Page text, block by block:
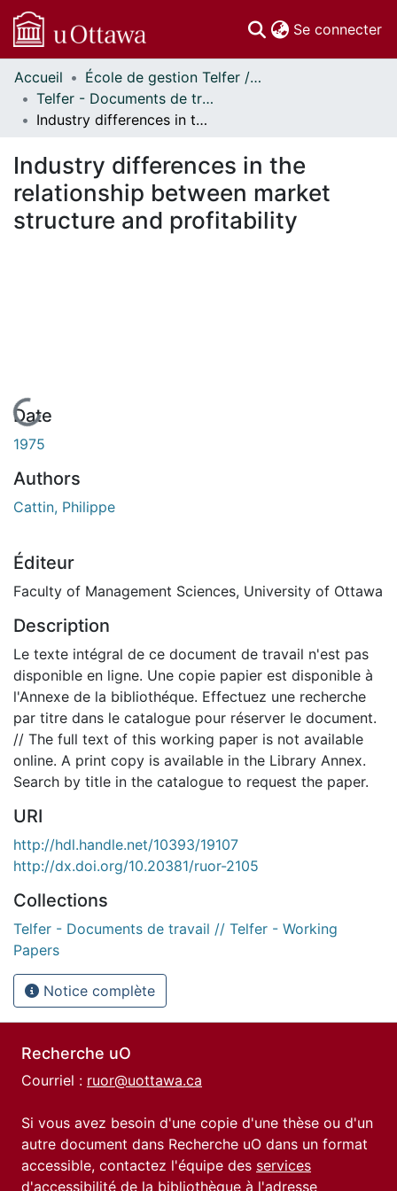
Se connecter
Communautés
et collections
Parcourir
À propos
Accueil
École de gestion Telfer // Telfer School of Management
Telfer - Documents de travail // Telfer - Working Papers
Industry differences in the relationship between market structure and profitability
Industry differences in the
relationship between market
structure and profitability
En cours de chargement...
Date
1975
Authors
Cattin, Philippe
Éditeur
Faculty of Management Sciences, University of Ottawa
Description
Le texte intégral de ce document de travail n'est pas
disponible en ligne. Une copie papier est disponible à
l'Annexe de la bibliothéque. Effectuez une recherche
par titre dans le catalogue pour réserver le document.
// The full text of this working paper is not available
online. A print copy is available in the Library Annex.
Search by title in the catalogue to request the paper.
URI
http://hdl.handle.net/10393/19107
http://dx.doi.org/10.20381/ruor-2105
Collections
Telfer - Documents de travail // Telfer - Working
Papers
Notice complète
Recherche uO
Courriel : ruor@uottawa.ca
Si vous avez besoin d'une copie d'une thèse ou d'un
autre document dans Recherche uO dans un format
accessible, contactez l'équipe des services
d'accessibilité de la bibliothèque à l'adresse